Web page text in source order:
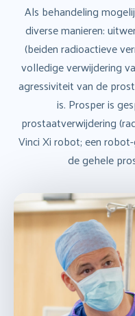
Als behandeling
diverse manieren:
(beiden radioactieve
volledige verwijdering
agressiviteit van de
is. Prosper is
prostaatverwijdering
Vinci Xi robot; een
de gehele